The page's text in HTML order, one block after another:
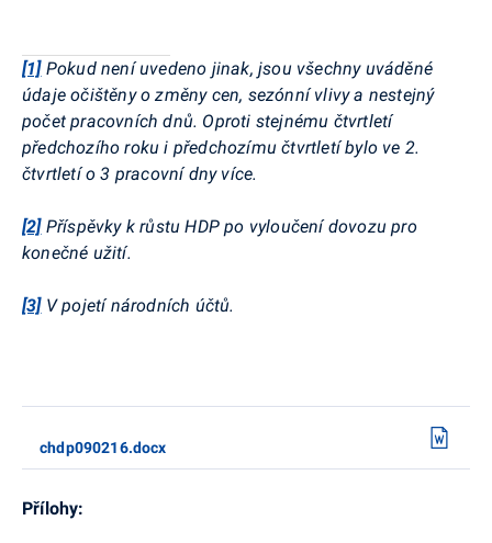
[1] Pokud není uvedeno jinak, jsou všechny uváděné
údaje očištěny o změny cen, sezónní vlivy a nestejný
počet pracovních dnů. Oproti stejnému čtvrtletí
předchozího roku i předchozímu čtvrtletí bylo ve 2.
čtvrtletí o 3 pracovní dny více.
[2] Příspěvky k růstu HDP po vyloučení dovozu pro
konečné užití.
[3]V pojetí národních účtů.
chdp090216.docx
Přílohy: